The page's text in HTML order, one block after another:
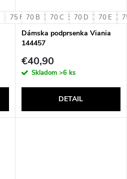
75 F 75 G 80 B 80 C 80 D
70 B 70 C 70 D 70 E
Dámska podprsenka Viania
144457
€40,90
Skladom >6 ks
DETAIL